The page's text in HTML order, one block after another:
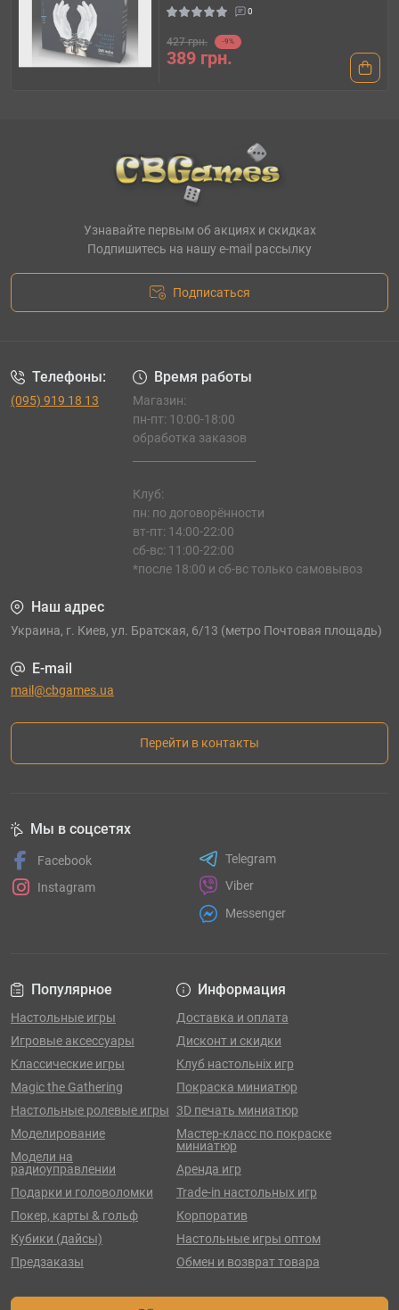
0
427 грн. -9%
389 грн.
Узнавайте первым об акциях и скидках
Подпишитесь на нашу e-mail рассылку
Подписаться
Телефоны:
(095) 919 18 13
Время работы
Магазин:
пн-пт: 10:00-18:00
обработка заказов
Клуб:
пн: по договорённости
вт-пт: 14:00-22:00
сб-вс: 11:00-22:00
*после 18:00 и сб-вс только самовывоз
Наш адрес
Украина, г. Киев, ул. Братская, 6/13 (метро Почтовая площадь)
E-mail
mail@cbgames.ua
Перейти в контакты
Популярное
Настольные игры
Игровые аксессуары
Классические игры
Magic the Gathering
Настольные ролевые игры
Моделирование
Модели на
радиоуправлении
Подарки и головоломки
Покер, карты & гольф
Кубики (дайсы)
Предзаказы
Информация
Доставка и оплата
Дисконт и скидки
Клуб настольніх игр
Покраска миниатюр
3D печать миниатюр
Мастер-класс по покраске
миниатюр
Аренда игр
Trade-in настольных игр
Корпоратив
Настольные игры оптом
Обмен и возврат товара
Мы в соцсетях
Facebook
Instagram
Telegram
Viber
Messenger